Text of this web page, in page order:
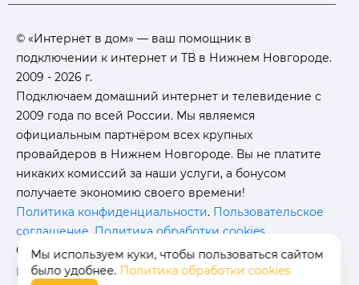
© «Интернет в дом» — ваш помощник в
подключении к интернет и ТВ в Нижнем Новгороде.
2009 - 2026 г.
Подключаем домашний интернет и телевидение с
2009 года по всей России. Мы являемся
официальным партнёром всех крупных
провайдеров в Нижнем Новгороде. Вы не платите
никаких комиссий за наши услуги, а бонусом
получаете экономию своего времени!
Политика конфиденциальности. Пользовательское
соглашение Политика обработки cookies
Отписаться от полученияинформационных
рассылокот данного ресурса можно настранице
Мы используем куки, чтобы пользоваться сайтом
было удобнее. Политика обработки cookies